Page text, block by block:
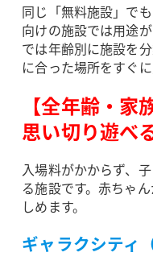
同じ「無料施設」で
向けの施設では用途
では年齢別に施設を
に合った場所をすぐに
【全年齢・
思い切り遊べ
入場料がかからず、
る施設です。赤ちゃ
しめます。
ギャラクシティ